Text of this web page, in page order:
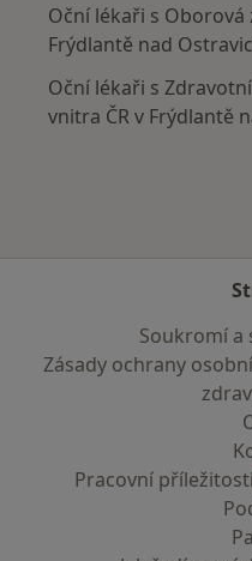
Oční lékaři s
Frýdlantě nad
Oční lékaři s
vnitra ČR v Frýdlantě
Soukromí a
Zásady ochrany
Pracovní příležitosti